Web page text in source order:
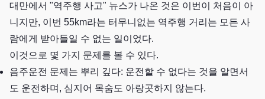
대만에서 "역주행 사고" 뉴스가 나온 것은 이번이 처음이 아
니지만, 이번 55km라는 터무니없는 역주행 거리는 모든 사
람에게 받아들일 수 없는 일이었다.
이것으로 몇 가지 문제를 볼 수 있다.
음주운전 문제는 뿌리 깊다: 운전할 수 없다는 것을 알면서
도 운전하며, 심지어 목숨도 아랑곳하지 않는다.